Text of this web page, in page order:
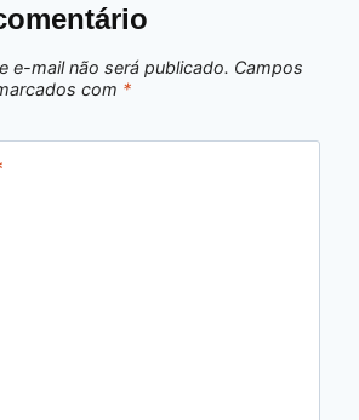
e-mail não será publicado. Campos
com *